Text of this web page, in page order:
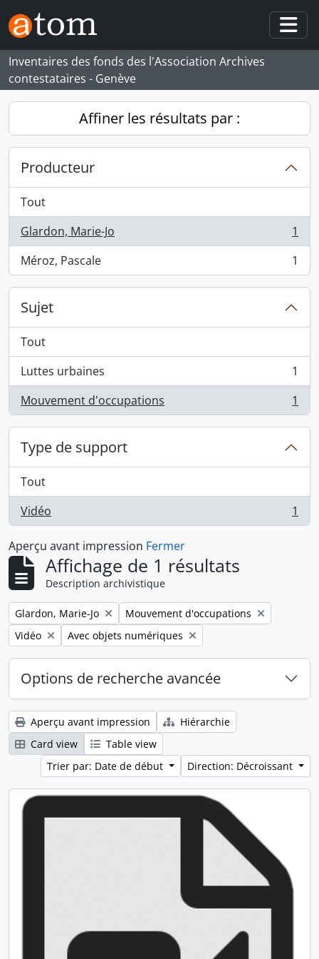
Skip to main content
Inventaires des fonds des l'Association Archives
contestataires - Genève
Affiner les résultats par :
Producteur
Tout
Glardon, Marie-Jo
, 1 résultats
1
Méroz, Pascale
, 1 résultats 1
Sujet
Tout
Luttes urbaines
, 1 résultats
1
Mouvement d'occupations
, 1 résultats 1
Type de support
Tout
Vidéo
, 1 résultats 1
Aperçu avant impression Fermer
Affichage de 1 résultats
Description archivistique
Remove filter:
Glardon, Marie-Jo Remove filter:
Mouvement d'occupations
Remove filter:
Vidéo Remove filter:
Avec objets numériques
Options de recherche avancée
Aperçu avant impression
Hiérarchie
Card view
Table view
Trier par: Date de début
Direction: Décroissant